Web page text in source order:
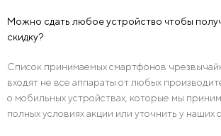
Можно сдать любое устройство чтобы
скидку?
Список принимаемых смартфонов
входят не все аппараты от любых
о мобильных устройствах, которые мы
полных условиях акции или уточнить у наших